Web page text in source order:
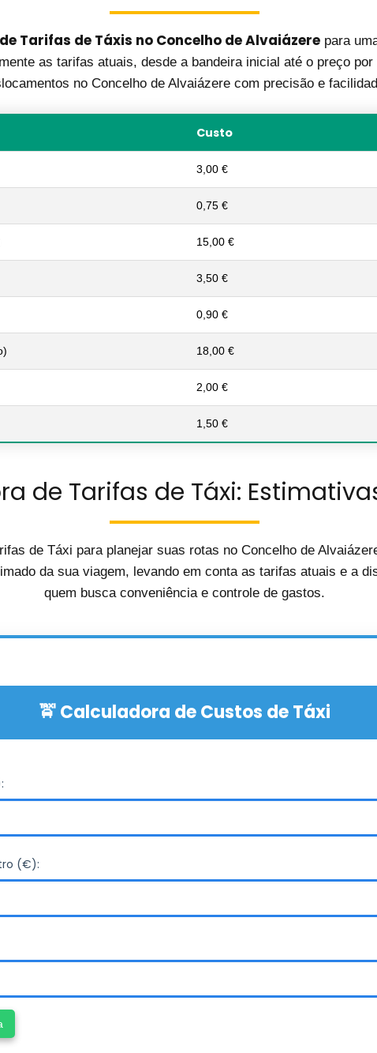
Tarifas de Táxis no Concelho de Alvaiázere para
as tarifas atuais, desde a bandeira inicial até o preço
no Concelho de Alvaiázere com precisão e
Custo
3,00 €
0,75 €
15,00 €
3,50 €
0,90 €
18,00 €
2,00 €
1,50 €
de Tarifas de Táxi:
de Táxi para planejar suas rotas no Concelho de
da sua viagem, levando em conta as tarifas atuais e a
quem busca conveniência e controle de gastos.
(€):